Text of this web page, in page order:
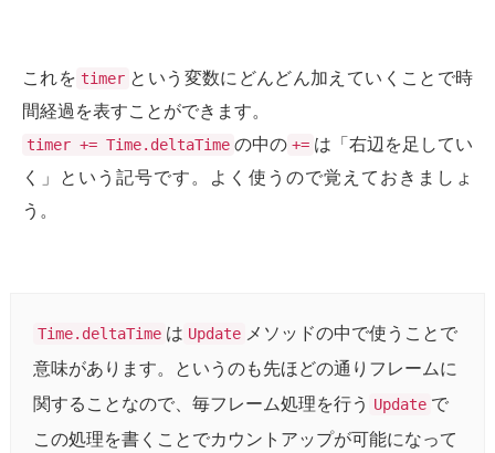
これを timer という変数にどんどん加えていくことで時
間経過を表すことができます。
timer += Time.deltaTime の中の += は「右辺を足してい
く」という記号です。よく使うので覚えておきましょ
う。
Time.deltaTime は Update メソッドの中で使うことで
意味があります。というのも先ほどの通りフレームに
関することなので、毎フレーム処理を行う Update で
この処理を書くことでカウントアップが可能になって